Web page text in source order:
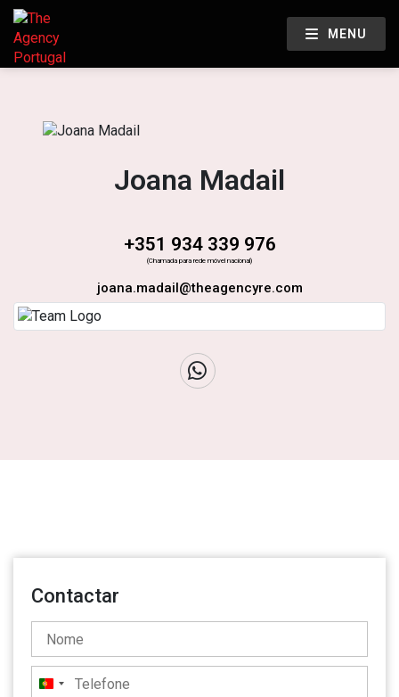
MENU
Joana Madail
+351 934 339 976
(Chamada para rede móvel nacional)
joana.madail@theagencyre.com
Contactar
Portugal